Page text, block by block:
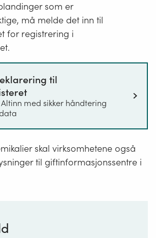
som er
må melde det inn til
for registrering i
til
med sikker håndtering
skal virksomhetene også
til giftinformasjonssentre i